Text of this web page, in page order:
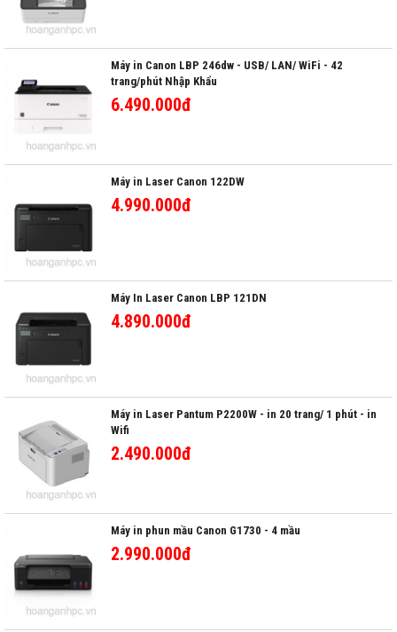
Máy in Canon LBP 246dw - USB/ LAN/ WiFi - 42
trang/phút Nhập Khẩu
6.490.000đ
Máy in Laser Canon 122DW
4.990.000đ
Máy In Laser Canon LBP 121DN
4.890.000đ
Máy in Laser Pantum P2200W - in 20 trang/ 1 phút - in
Wifi
2.490.000đ
Máy in phun mầu Canon G1730 - 4 mầu
2.990.000đ